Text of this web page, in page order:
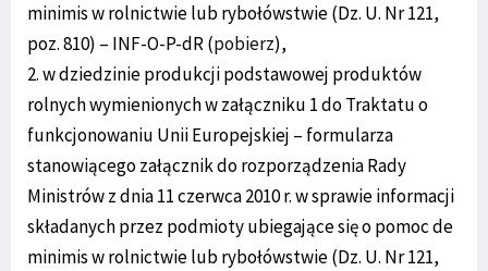
minimis w rolnictwie lub rybołówstwie (Dz. U. Nr 121,
poz. 810) – INF-O-P-dR (pobierz),
2. w dziedzinie produkcji podstawowej produktów
rolnych wymienionych w załączniku 1 do Traktatu o
funkcjonowaniu Unii Europejskiej – formularza
stanowiącego załącznik do rozporządzenia Rady
Ministrów z dnia 11 czerwca 2010 r. w sprawie informacji
składanych przez podmioty ubiegające się o pomoc de
minimis w rolnictwie lub rybołówstwie (Dz. U. Nr 121,